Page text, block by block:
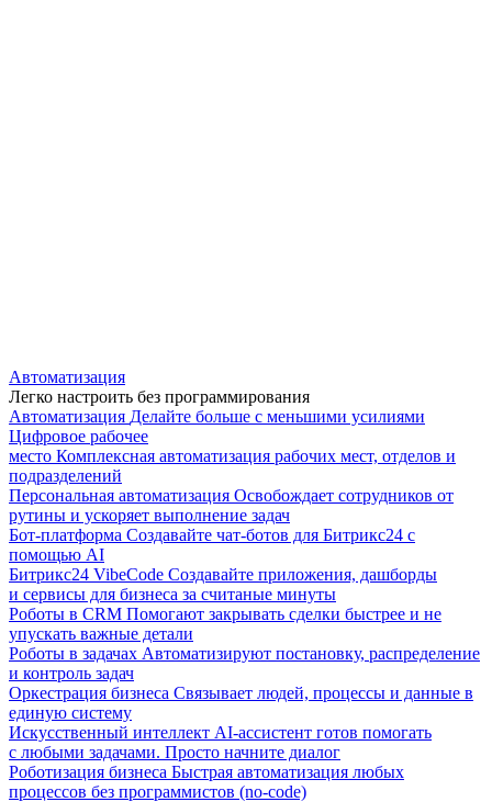
Автоматизация
Легко настроить без программирования
Автоматизация Делайте больше с меньшими усилиями
Цифровое рабочее
место Комплексная автоматизация рабочих мест, отделов и
подразделений
Персональная автоматизация Освобождает сотрудников от
рутины и ускоряет выполнение задач
Бот-платформа Создавайте чат-ботов для Битрикс24 с
помощью AI
Битрикс24 VibeCode Создавайте приложения, дашборды
и сервисы для бизнеса за считаные минуты
Роботы в CRM Помогают закрывать сделки быстрее и не
упускать важные детали
Роботы в задачах Автоматизируют постановку, распределение
и контроль задач
Оркестрация бизнеса Связывает людей, процессы и данные в
единую систему
Искусственный интеллект AI-ассистент готов помогать
с любыми задачами. Просто начните диалог
Роботизация бизнеса Быстрая автоматизация любых
процессов без программистов (no-code)